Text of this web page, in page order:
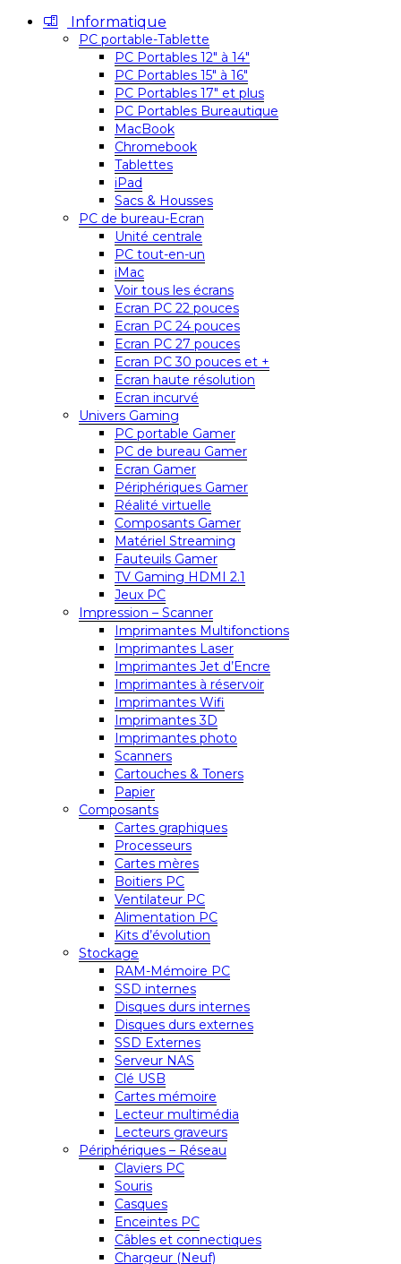
Informatique
PC portable-Tablette
PC Portables 12″ à 14″
PC Portables 15″ à 16″
PC Portables 17″ et plus
PC Portables Bureautique
MacBook
Chromebook
Tablettes
iPad
Sacs & Housses
PC de bureau-Ecran
Unité centrale
PC tout-en-un
iMac
Voir tous les écrans
Ecran PC 22 pouces
Ecran PC 24 pouces
Ecran PC 27 pouces
Ecran PC 30 pouces et +
Ecran haute résolution
Ecran incurvé
Univers Gaming
PC portable Gamer
PC de bureau Gamer
Ecran Gamer
Périphériques Gamer
Réalité virtuelle
Composants Gamer
Matériel Streaming
Fauteuils Gamer
TV Gaming HDMI 2.1
Jeux PC
Impression – Scanner
Imprimantes Multifonctions
Imprimantes Laser
Imprimantes Jet d’Encre
Imprimantes à réservoir
Imprimantes Wifi
Imprimantes 3D
Imprimantes photo
Scanners
Cartouches & Toners
Papier
Composants
Cartes graphiques
Processeurs
Cartes mères
Boitiers PC
Ventilateur PC
Alimentation PC
Kits d’évolution
Stockage
RAM-Mémoire PC
SSD internes
Disques durs internes
Disques durs externes
SSD Externes
Serveur NAS
Clé USB
Cartes mémoire
Lecteur multimédia
Lecteurs graveurs
Périphériques – Réseau
Claviers PC
Souris
Casques
Enceintes PC
Câbles et connectiques
Chargeur (Neuf)